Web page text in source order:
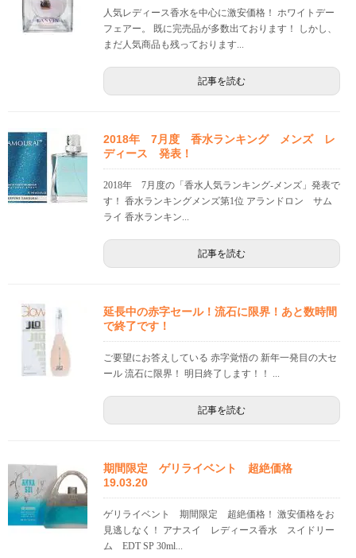
人気レディース香水を中心に激安価格！ ホワイトデー
フェアー。 既に完売品が多数出ております！ しかし、
まだ人気商品も残っております...
記事を読む
2018年 7月度 香水ランキング メンズ レ
ディース 発表！
2018年 7月度の「香水人気ランキング-メンズ」発表で
す！ 香水ランキングメンズ第1位 アランドロン サム
ライ 香水ランキン...
記事を読む
延長中の赤字セール！流石に限界！あと数時間
で終了です！
ご要望にお答えしている 赤字覚悟の 新年一発目の大セ
ール 流石に限界！ 明日終了します！！ ...
記事を読む
期間限定 ゲリライベント 超絶価格
19.03.20
ゲリライベント 期間限定 超絶価格！ 激安価格をお
見逃しなく！ アナスイ レディース香水 スイドリー
ム EDT SP 30ml...